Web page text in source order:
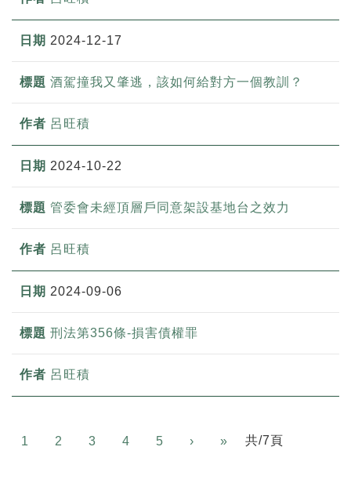
2024-12-17
酒駕撞我又肇逃，該如何給對方一個教訓？
呂旺積
2024-10-22
管委會未經頂層戶同意架設基地台之效力
呂旺積
2024-09-06
刑法第356條-損害債權罪
呂旺積
1 2 3 4 5 › » Next共/7頁